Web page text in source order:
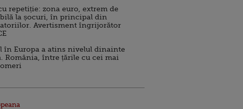
repetiție: zona euro, extrem de
la șocuri, în principal din
Avertisment îngrijorător
în Europa a atins nivelul dinainte
România, între țările cu cei mai